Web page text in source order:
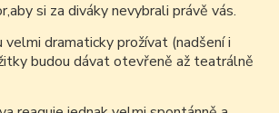
si za diváky nevybrali právě vás.
dramaticky prožívat (nadšení i
budou dávat otevřeně až teatrálně